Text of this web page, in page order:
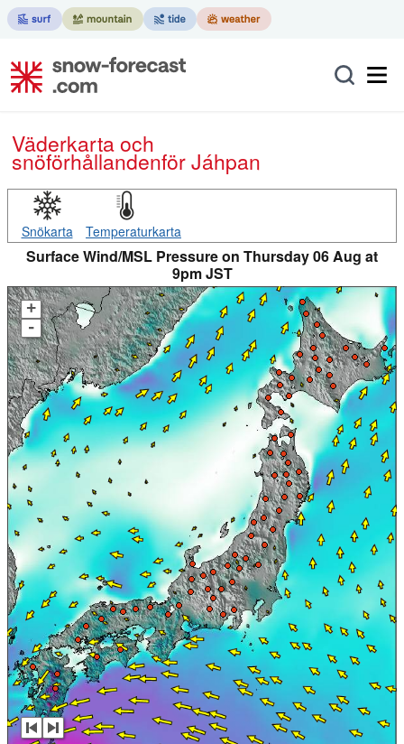
Väderkarta och
snöförhållandenför Jáhpan
Snökarta Temperaturkarta
Surface Wind/MSL Pressure on Thursday 06 Aug at
9pm JST
+
-